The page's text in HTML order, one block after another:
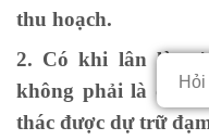
thu hoạch.
2. Có khi lân là
không phải là
thác được dự trữ